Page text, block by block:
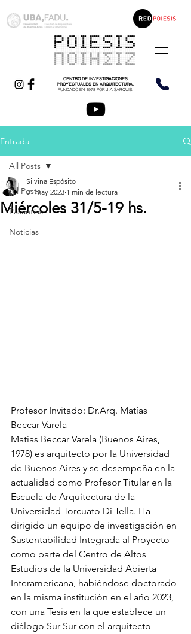
CENTRO DE INVESTIGACIONES
PROYECTUALES EN ARQUITECTURA.
FUNDADO EN 1978 POR J.A SARQUIS.
Entrada
All Posts
Pasantías
Noticias
All Posts
Miércoles 31/5-19 hs.
Silvina Espósito
31 may 2023 1 min de lectura
Profesor Invitado: Dr.Arq. Matías
Beccar Varela
Matías Beccar Varela (Buenos Aires,
1978) es arquitecto por la Universidad
de Buenos Aires y se desempeña en la
actualidad como Profesor Titular en la
Escuela de Arquitectura de la
Universidad Torcuato Di Tella. Ha
dirigido un equipo de investigación en
Sustentabilidad Integrada al Proyecto
como parte del Centro de Altos
Estudios de la Universidad Abierta
Interamericana, habiéndose doctorado
en la misma institución en el año 2023,
con una Tesis en la que establece un
diálogo Sur-Sur con el arquitecto